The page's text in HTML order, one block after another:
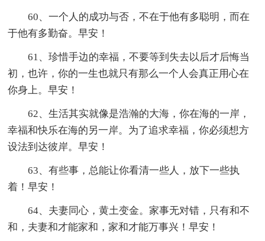
60、一个人的成功与否，不在于他有多聪明，而在
于他有多勤奋。早安！
61、珍惜手边的幸福，不要等到失去以后才后悔当
初，也许，你的一生也就只有那么一个人会真正用心在
你身上。早安！
62、生活其实就像是浩瀚的大海，你在海的一岸，
幸福和快乐在海的另一岸。为了追求幸福，你必须想方
设法到达彼岸。早安！
63、有些事，总能让你看清一些人，放下一些执
着！早安！
64、夫妻同心，黄土变金。家事无对错，只有和不
和，夫妻和才能家和，家和才能万事兴！早安！